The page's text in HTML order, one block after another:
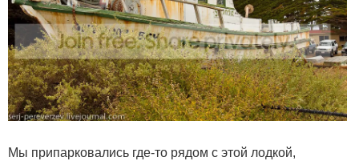
Мы припарковались где-то рядом с этой лодкой,